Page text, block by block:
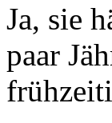
Ja, sie
paar